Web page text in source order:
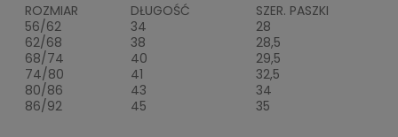
ROZMIAR
DŁUGOŚĆ
SZER. PASZKI
56/62
34
28
62/68
38
28,5
68/74
40
29,5
74/80
41
32,5
80/86
43
34
86/92
45 35